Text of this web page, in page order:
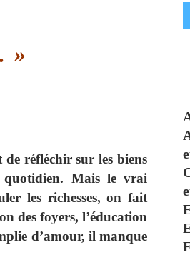
»
de réfléchir sur les biens
quotidien. Mais le vrai
les richesses, on fait
des foyers, l’éducation
d’amour, il manque